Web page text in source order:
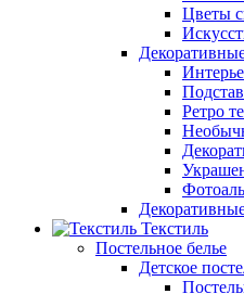
Цветы
Ретро
Текстиль
Постельное белье
Детское